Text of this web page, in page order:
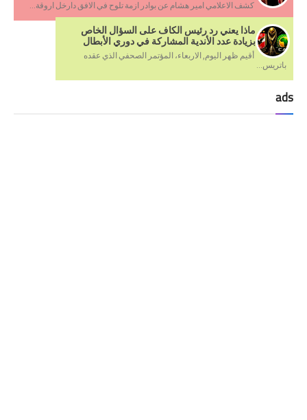
كشف الاعلامي امير هشام عن بوادر ازمة تلوح في الافق دارخل اروقة...
ماذا يعني رد رئيس الكاف على السؤال الخاص
بزيادة عدد الأندية المشاركة في دوري الأبطال
أقيم ظهر اليوم, الاربعاء، المؤتمر الصحفي الذي عقده
باتريس...
ads